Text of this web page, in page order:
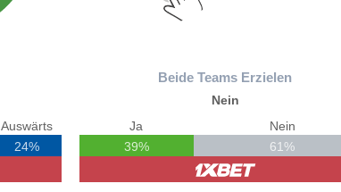
Auswärts
24%
Beide Teams Erzielen
Nein
Ja
39%
Nein
61%